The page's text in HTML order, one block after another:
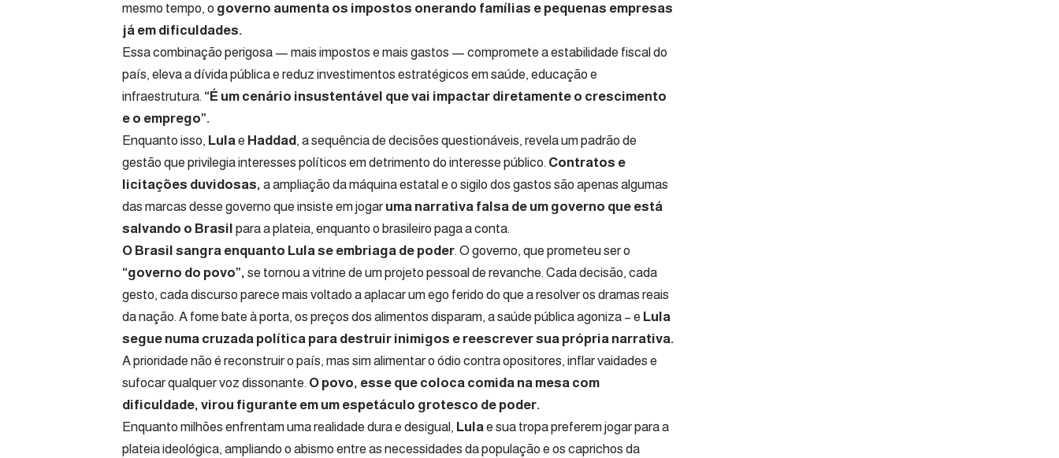
mesmo tempo, o governo aumenta os impostos onerando famílias e pequenas empresas
já em dificuldades.
Essa combinação perigosa — mais impostos e mais gastos — compromete a estabilidade fiscal do
país, eleva a dívida pública e reduz investimentos estratégicos em saúde, educação e
infraestrutura. “É um cenário insustentável que vai impactar diretamente o crescimento
e o emprego”.
Enquanto isso, Lulae Haddad, a sequência de decisões questionáveis, revela um padrão de
gestão que privilegia interesses políticos em detrimento do interesse público. Contratos e
licitações duvidosas, a ampliação da máquina estatal e o sigilo dos gastos são apenas algumas
das marcas desse governo que insiste em jogar uma narrativa falsa de um governo que está
salvando o Brasil para a plateia, enquanto o brasileiro paga a conta.
O Brasil sangra enquanto Lula se embriaga de poder. O governo, que prometeu ser o
“governo do povo”, se tornou a vitrine de um projeto pessoal de revanche. Cada decisão, cada
gesto, cada discurso parece mais voltado a aplacar um ego ferido do que a resolver os dramas reais
da nação. A fome bate à porta, os preços dos alimentos disparam, a saúde pública agoniza – e Lula
segue numa cruzada política para destruir inimigos e reescrever sua própria narrativa.
A prioridade não é reconstruir o país, mas sim alimentar o ódio contra opositores, inflar vaidades e
sufocar qualquer voz dissonante. O povo, esse que coloca comida na mesa com
dificuldade, virou figurante em um espetáculo grotesco de poder.
Enquanto milhões enfrentam uma realidade dura e desigual, Lulae sua tropa preferem jogar para a
plateia ideológica, ampliando o abismo entre as necessidades da população e os caprichos da